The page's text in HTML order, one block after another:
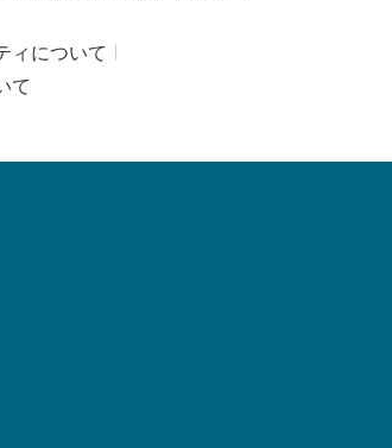
ィについて
て